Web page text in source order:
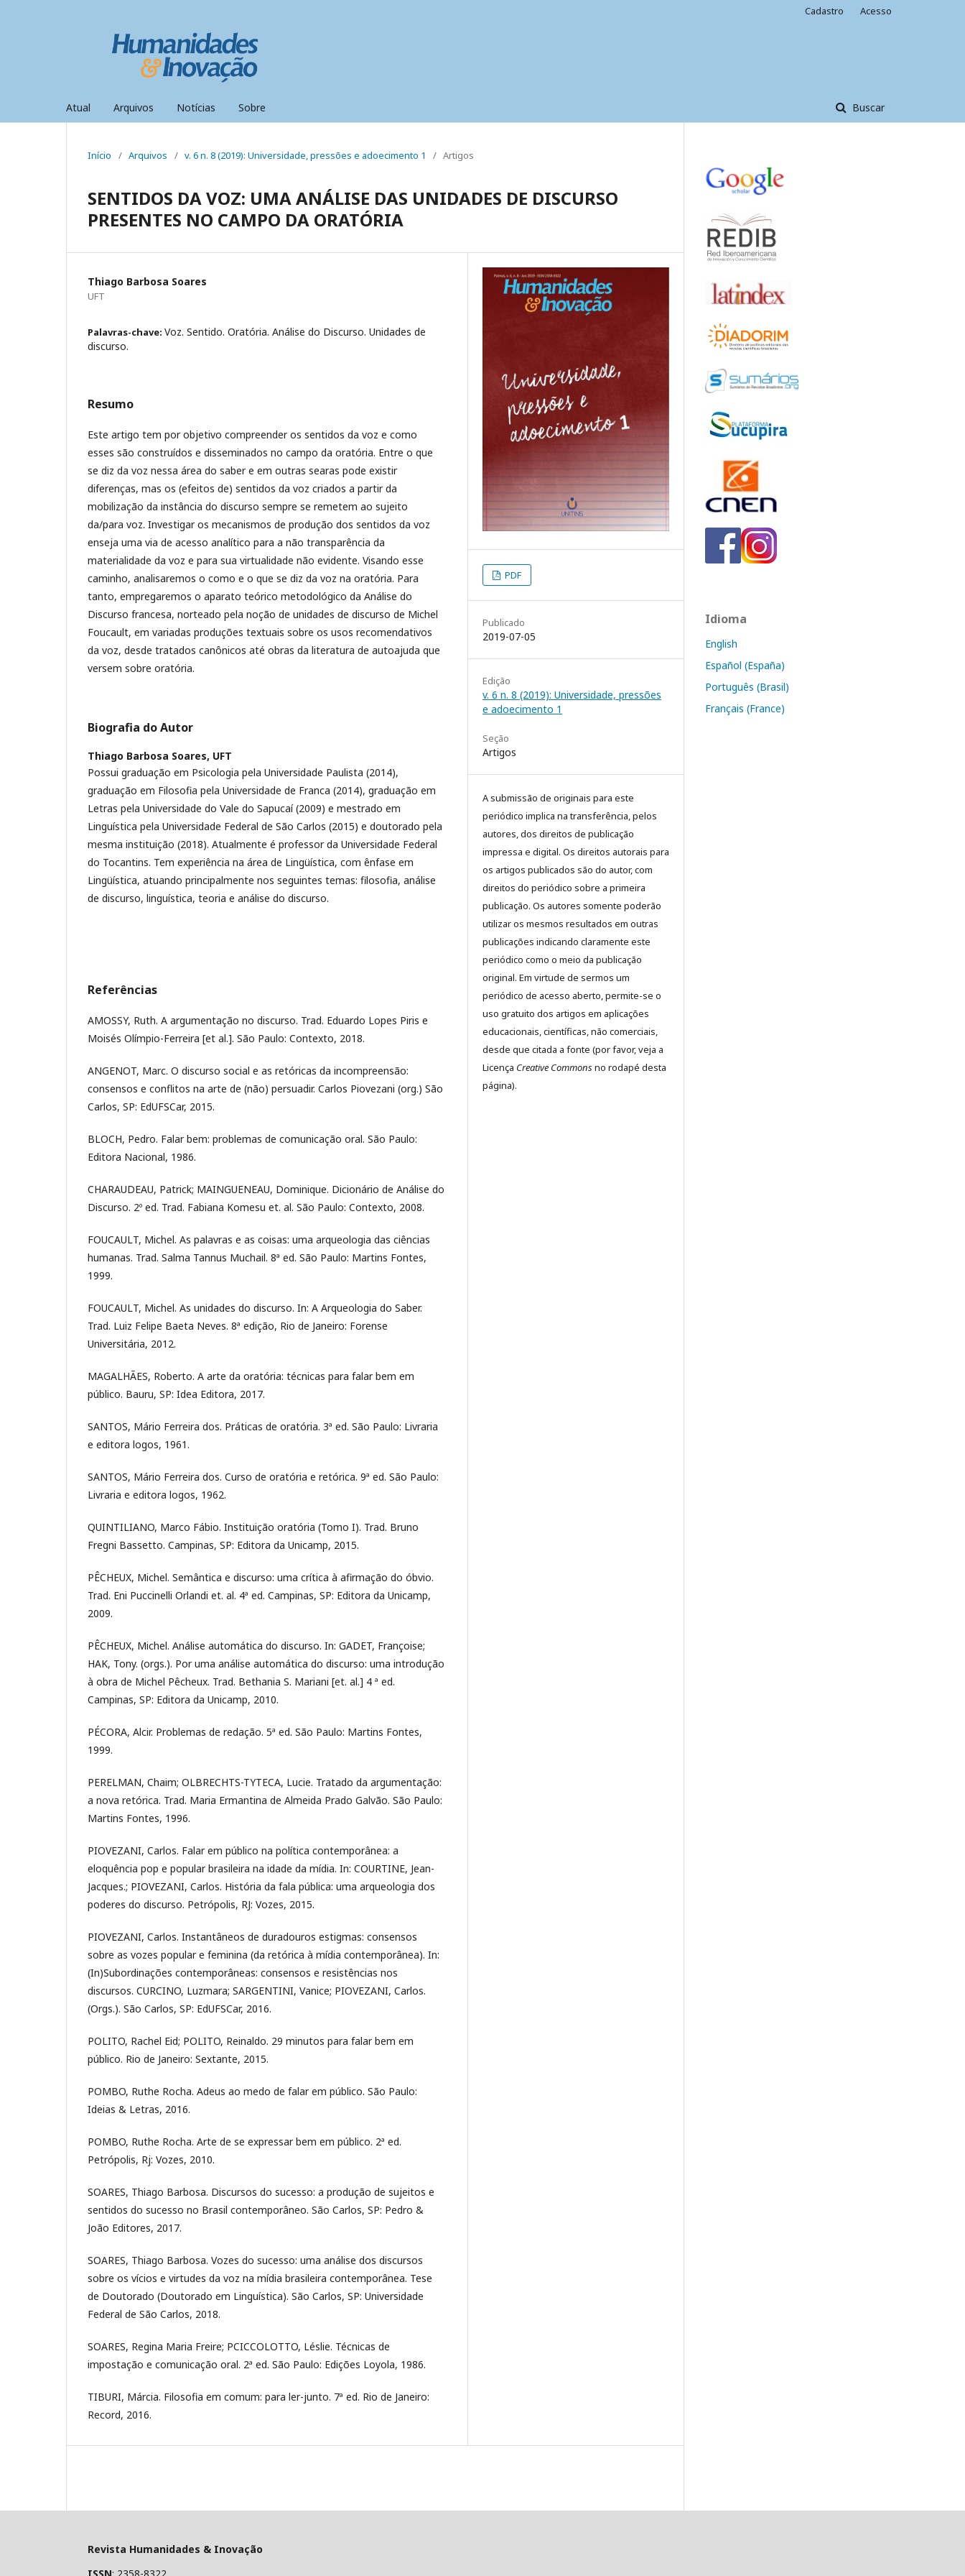
Atual Arquivos Notícias Sobre Buscar
Cadastro Acesso
Início / Arquivos / v. 6 n. 8 (2019): Universidade, pressões e adoecimento 1 / Artigos
SENTIDOS DA VOZ: UMA ANÁLISE DAS UNIDADES DE DISCURSO
PRESENTES NO CAMPO DA ORATÓRIA
Thiago Barbosa Soares
UFT
Palavras-chave: Voz. Sentido. Oratória. Análise do Discurso. Unidades de
discurso.
Resumo
Este artigo tem por objetivo compreender os sentidos da voz e como
esses são construídos e disseminados no campo da oratória. Entre o que
se diz da voz nessa área do saber e em outras searas pode existir
diferenças, mas os (efeitos de) sentidos da voz criados a partir da
mobilização da instância do discurso sempre se remetem ao sujeito
da/para voz. Investigar os mecanismos de produção dos sentidos da voz
enseja uma via de acesso analítico para a não transparência da
materialidade da voz e para sua virtualidade não evidente. Visando esse
caminho, analisaremos o como e o que se diz da voz na oratória. Para
tanto, empregaremos o aparato teórico metodológico da Análise do
Discurso francesa, norteado pela noção de unidades de discurso de Michel
Foucault, em variadas produções textuais sobre os usos recomendativos
da voz, desde tratados canônicos até obras da literatura de autoajuda que
versem sobre oratória.
Biografia do Autor
Thiago Barbosa Soares, UFT
Possui graduação em Psicologia pela Universidade Paulista (2014),
graduação em Filosofia pela Universidade de Franca (2014), graduação em
Letras pela Universidade do Vale do Sapucaí (2009) e mestrado em
Linguística pela Universidade Federal de São Carlos (2015) e doutorado pela
mesma instituição (2018). Atualmente é professor da Universidade Federal
do Tocantins. Tem experiência na área de Lingüística, com ênfase em
Lingüística, atuando principalmente nos seguintes temas: filosofia, análise
de discurso, linguística, teoria e análise do discurso.
Referências
AMOSSY, Ruth. A argumentação no discurso. Trad. Eduardo Lopes Piris e
Moisés Olímpio-Ferreira [et al.]. São Paulo: Contexto, 2018.
ANGENOT, Marc. O discurso social e as retóricas da incompreensão:
consensos e conflitos na arte de (não) persuadir. Carlos Piovezani (org.) São
Carlos, SP: EdUFSCar, 2015.
BLOCH, Pedro. Falar bem: problemas de comunicação oral. São Paulo:
Editora Nacional, 1986.
CHARAUDEAU, Patrick; MAINGUENEAU, Dominique. Dicionário de Análise do
Discurso. 2º ed. Trad. Fabiana Komesu et. al. São Paulo: Contexto, 2008.
FOUCAULT, Michel. As palavras e as coisas: uma arqueologia das ciências
humanas. Trad. Salma Tannus Muchail. 8ª ed. São Paulo: Martins Fontes,
1999.
FOUCAULT, Michel. As unidades do discurso. In: A Arqueologia do Saber.
Trad. Luiz Felipe Baeta Neves. 8ª edição, Rio de Janeiro: Forense
Universitária, 2012.
MAGALHÃES, Roberto. A arte da oratória: técnicas para falar bem em
público. Bauru, SP: Idea Editora, 2017.
SANTOS, Mário Ferreira dos. Práticas de oratória. 3ª ed. São Paulo: Livraria
e editora logos, 1961.
SANTOS, Mário Ferreira dos. Curso de oratória e retórica. 9ª ed. São Paulo:
Livraria e editora logos, 1962.
QUINTILIANO, Marco Fábio. Instituição oratória (Tomo I). Trad. Bruno
Fregni Bassetto. Campinas, SP: Editora da Unicamp, 2015.
PÊCHEUX, Michel. Semântica e discurso: uma crítica à afirmação do óbvio.
Trad. Eni Puccinelli Orlandi et. al. 4ª ed. Campinas, SP: Editora da Unicamp,
2009.
PÊCHEUX, Michel. Análise automática do discurso. In: GADET, Françoise;
HAK, Tony. (orgs.). Por uma análise automática do discurso: uma introdução
à obra de Michel Pêcheux. Trad. Bethania S. Mariani [et. al.] 4 ª ed.
Campinas, SP: Editora da Unicamp, 2010.
PÉCORA, Alcir. Problemas de redação. 5ª ed. São Paulo: Martins Fontes,
1999.
PERELMAN, Chaim; OLBRECHTS-TYTECA, Lucie. Tratado da argumentação:
a nova retórica. Trad. Maria Ermantina de Almeida Prado Galvão. São Paulo:
Martins Fontes, 1996.
PIOVEZANI, Carlos. Falar em público na política contemporânea: a
eloquência pop e popular brasileira na idade da mídia. In: COURTINE, Jean-
Jacques.; PIOVEZANI, Carlos. História da fala pública: uma arqueologia dos
poderes do discurso. Petrópolis, RJ: Vozes, 2015.
PIOVEZANI, Carlos. Instantâneos de duradouros estigmas: consensos
sobre as vozes popular e feminina (da retórica à mídia contemporânea). In:
(In)Subordinações contemporâneas: consensos e resistências nos
discursos. CURCINO, Luzmara; SARGENTINI, Vanice; PIOVEZANI, Carlos.
(Orgs.). São Carlos, SP: EdUFSCar, 2016.
POLITO, Rachel Eid; POLITO, Reinaldo. 29 minutos para falar bem em
público. Rio de Janeiro: Sextante, 2015.
POMBO, Ruthe Rocha. Adeus ao medo de falar em público. São Paulo:
Ideias & Letras, 2016.
POMBO, Ruthe Rocha. Arte de se expressar bem em público. 2ª ed.
Petrópolis, Rj: Vozes, 2010.
SOARES, Thiago Barbosa. Discursos do sucesso: a produção de sujeitos e
sentidos do sucesso no Brasil contemporâneo. São Carlos, SP: Pedro &
João Editores, 2017.
SOARES, Thiago Barbosa. Vozes do sucesso: uma análise dos discursos
sobre os vícios e virtudes da voz na mídia brasileira contemporânea. Tese
de Doutorado (Doutorado em Linguística). São Carlos, SP: Universidade
Federal de São Carlos, 2018.
SOARES, Regina Maria Freire; PCICCOLOTTO, Léslie. Técnicas de
impostação e comunicação oral. 2ª ed. São Paulo: Edições Loyola, 1986.
TIBURI, Márcia. Filosofia em comum: para ler-junto. 7ª ed. Rio de Janeiro:
Record, 2016.
PDF
Publicado
2019-07-05
Edição
v. 6 n. 8 (2019): Universidade, pressões
e adoecimento 1
Seção
Artigos
A submissão de originais para este
periódico implica na transferência, pelos
autores, dos direitos de publicação
impressa e digital. Os direitos autorais para
os artigos publicados são do autor, com
direitos do periódico sobre a primeira
publicação. Os autores somente poderão
utilizar os mesmos resultados em outras
publicações indicando claramente este
periódico como o meio da publicação
original. Em virtude de sermos um
periódico de acesso aberto, permite-se o
uso gratuito dos artigos em aplicações
educacionais, científicas, não comerciais,
desde que citada a fonte (por favor, veja a
Licença Creative Commonsno rodapé desta
página).
Idioma
English
Español (España)
Português (Brasil)
Français (France)
Revista Humanidades & Inovação